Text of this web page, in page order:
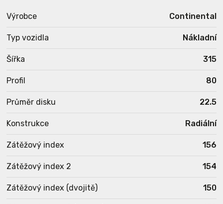
Výrobce Continental
Typ vozidla Nákladní
Šířka 315
Profil 80
Průměr disku 22.5
Konstrukce Radiální
Zátěžový index 156
Zátěžový index 2 154
Zátěžový index (dvojitě) 150